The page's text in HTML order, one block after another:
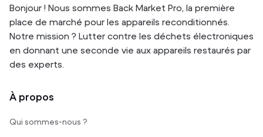
Bonjour ! Nous sommes Back Market Pro, la première
place de marché pour les appareils reconditionnés.
Notre mission ? Lutter contre les déchets électroniques
en donnant une seconde vie aux appareils restaurés par
des experts.
À propos
Qui sommes-nous ?